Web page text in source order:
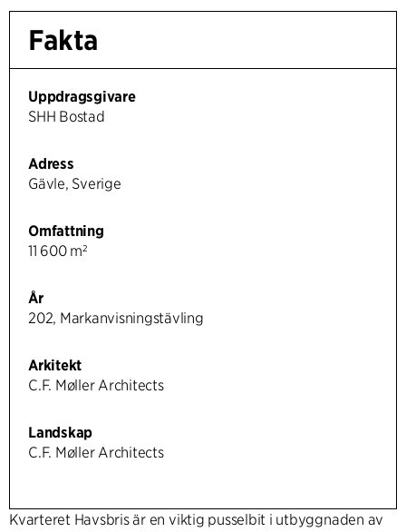
Fakta
Uppdragsgivare
SHH Bostad
Adress
Gävle, Sverige
Omfattning
11 600 m²
År
202, Markanvisningstävling
Arkitekt
C.F. Møller Architects
Landskap
C.F. Møller Architects
Kvarteret Havsbris är en viktig pusselbit i utbyggnaden av